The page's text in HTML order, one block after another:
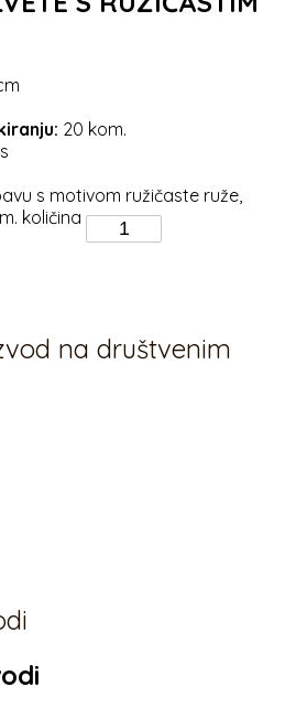
20 kom.
s motivom ružičaste ruže,
količina
na društvenim